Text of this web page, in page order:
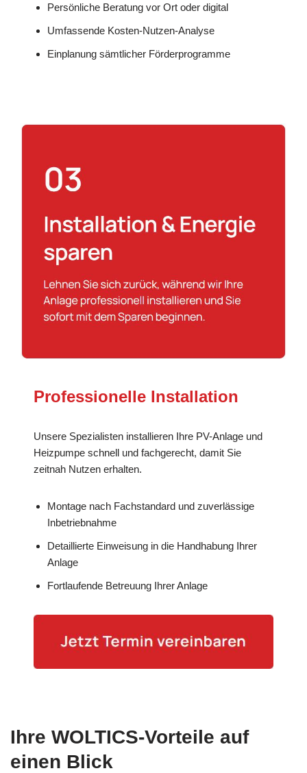
Persönliche Beratung vor Ort oder digital
Umfassende Kosten-Nutzen-Analyse
Einplanung sämtlicher Förderprogramme
Professionelle Installation
Unsere Spezialisten installieren Ihre PV-Anlage und
Heizpumpe schnell und fachgerecht, damit Sie
zeitnah Nutzen erhalten.
Montage nach Fachstandard und zuverlässige
Inbetriebnahme
Detaillierte Einweisung in die Handhabung Ihrer
Anlage
Fortlaufende Betreuung Ihrer Anlage
Ihre WOLTICS-Vorteile auf
einen Blick